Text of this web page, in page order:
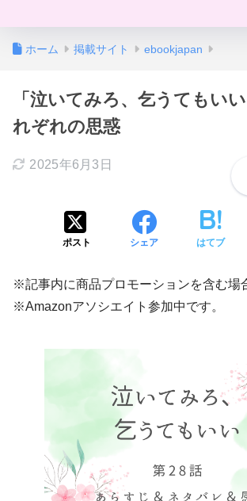
ホーム 掲載サイト ebookjapan
「泣いてみろ、乞うてもい
れぞれの思惑
2025年6月3日
ポスト シェア はてブ
※記事内に商品プロモーションを含む場
※Amazonアソシエイト参加中です。